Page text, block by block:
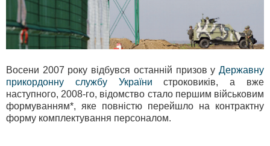
Восени 2007 року відбувся останній призов у Державну
прикордонну службу України строковиків, а вже
наступного, 2008-го, відомство стало першим військовим
формуванням*, яке повністю перейшло на контрактну
форму комплектування персоналом.